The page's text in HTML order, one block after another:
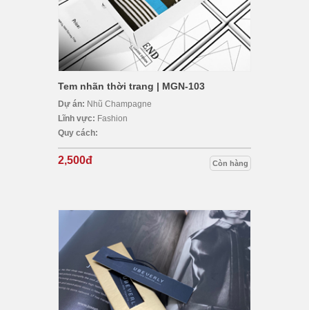
Tem nhãn thời trang | MGN-103
Dự án: Nhũ Champagne
Lĩnh vực: Fashion
Quy cách:
2,500đ Còn hàng